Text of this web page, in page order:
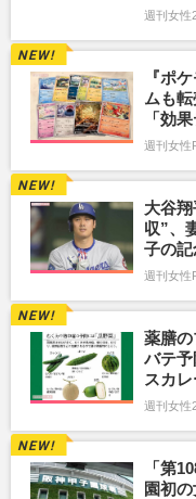
週刊女性
『ポ
ムも
「効
週刊女性
大谷
収”、
子の
週刊女性
薬膳
バテ
スカ
週刊女性
「第
園初